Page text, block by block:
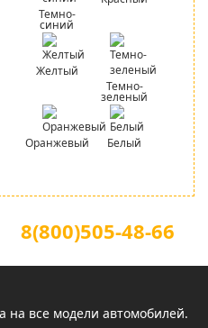
Темно-
синий
Желтый
Темно-
зеленый
Оранжевый Белый
8(800)505-48-66
на все модели автомобилей.